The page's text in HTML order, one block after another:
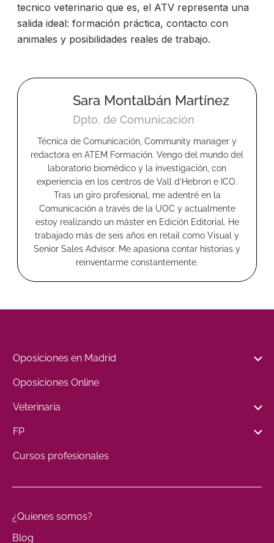
tecnico veterinario que es, el ATV representa una
salida ideal: formación práctica, contacto con
animales y posibilidades reales de trabajo.
Sara Montalbán Martínez
Dpto. de Comunicación
Técnica de Comunicación, Community manager y
redactora en ATEM Formación. Vengo del mundo del
laboratorio biomédico y la investigación, con
experiencia en los centros de Vall d’Hebron e ICO.
Tras un giro profesional, me adentré en la
Comunicación a través de la UOC y actualmente
estoy realizando un máster en Edición Editorial. He
trabajado más de seis años en retail como Visual y
Senior Sales Advisor. Me apasiona contar historias y
reinventarme constantemente.
Oposiciones en Madrid
Oposiciones Online
Veterinaria
FP
Cursos profesionales
¿Quienes somos?
Blog